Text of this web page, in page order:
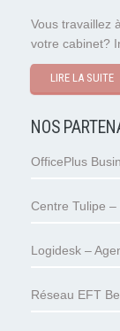
Vous travaillez
votre cabinet?
LIRE LA SUITE
NOS
OfficePlus
Centre Tulipe
Logidesk –
Réseau EFT